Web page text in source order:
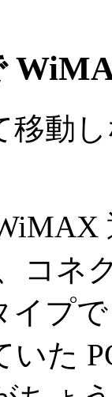
移動
コネ
イプ
いた